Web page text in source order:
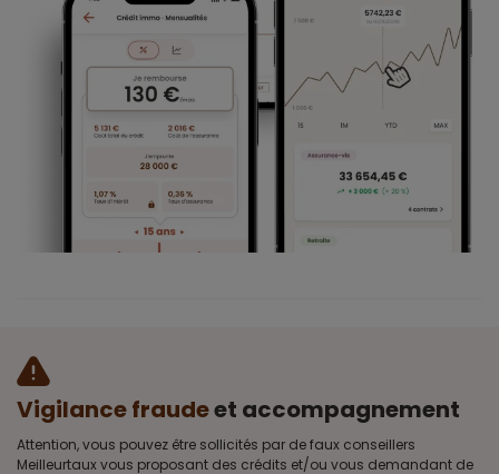
Vigilance fraudeet accompagnement
Attention, vous pouvez être sollicités par de faux conseillers
Meilleurtaux vous proposant des crédits et/ou vous demandant de